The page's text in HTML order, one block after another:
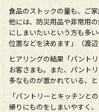
食品のストックの量も、ご
他には、防災用品や非常用
にしまいたいという方も多
位置などを決めます」（渡辺
ヒアリングの結果「パント
お客さまも。また、パント
多なものが置かれている、
「パントリーとキッチンと
帰りにものをしまいやすく